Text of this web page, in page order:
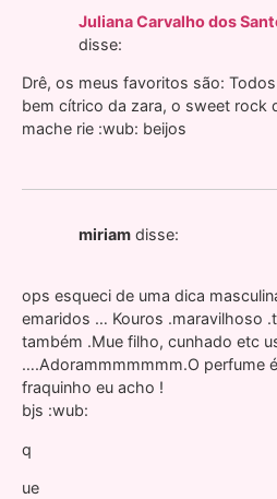
Juliana Carvalho dos
disse:
Drê, os meus favoritos são:
bem cítrico da zara, o sweet rock
mache rie :wub: beijos
miriam disse:
ops esqueci de uma dica
emaridos … Kouros .maravilhoso
também .Mue filho, cunhado etc
….Adorammmmmmm.O perfume
fraquinho eu acho !
bjs :wub:
q
ue